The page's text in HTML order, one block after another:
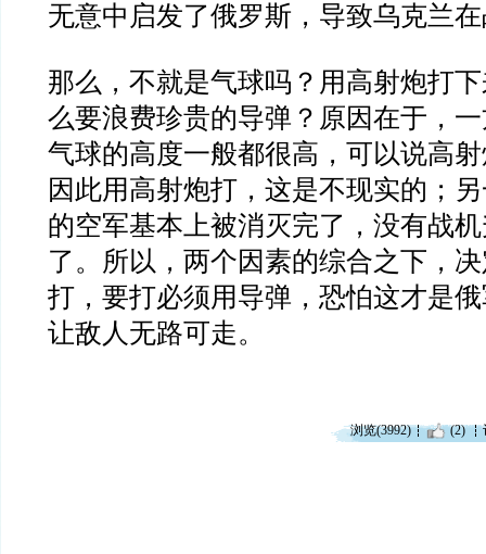
无意中启发了俄罗斯，导致乌克兰
那么，不就是气球吗？用高射炮打
么要浪费珍贵的导弹？原因在于，
气球的高度一般都很高，可以说高
因此用高射炮打，这是不现实的；
的空军基本上被消灭完了，没有战
了。所以，两个因素的综合之下，
打，要打必须用导弹，恐怕这才是
让敌人无路可走。
浏览(3992) (2)